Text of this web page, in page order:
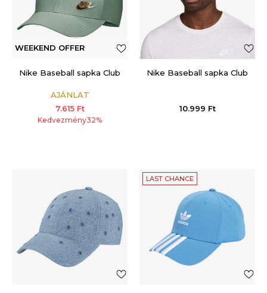
WEEKEND OFFER
ADDITIONAL 15%
Nike Baseball sapka Club
AJÁNLAT
7.615 Ft
Kedvezmény32%
Nike Baseball sapka Club
10.999 Ft
LAST CHANCE